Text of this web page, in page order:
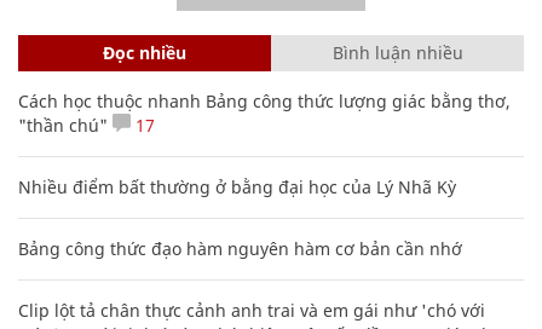
Đọc nhiều Bình luận nhiều
Cách học thuộc nhanh Bảng công thức lượng giác bằng thơ,
"thần chú"
17
Nhiều điểm bất thường ở bằng đại học của Lý Nhã Kỳ
Bảng công thức đạo hàm nguyên hàm cơ bản cần nhớ
Clip lột tả chân thực cảnh anh trai và em gái như 'chó với